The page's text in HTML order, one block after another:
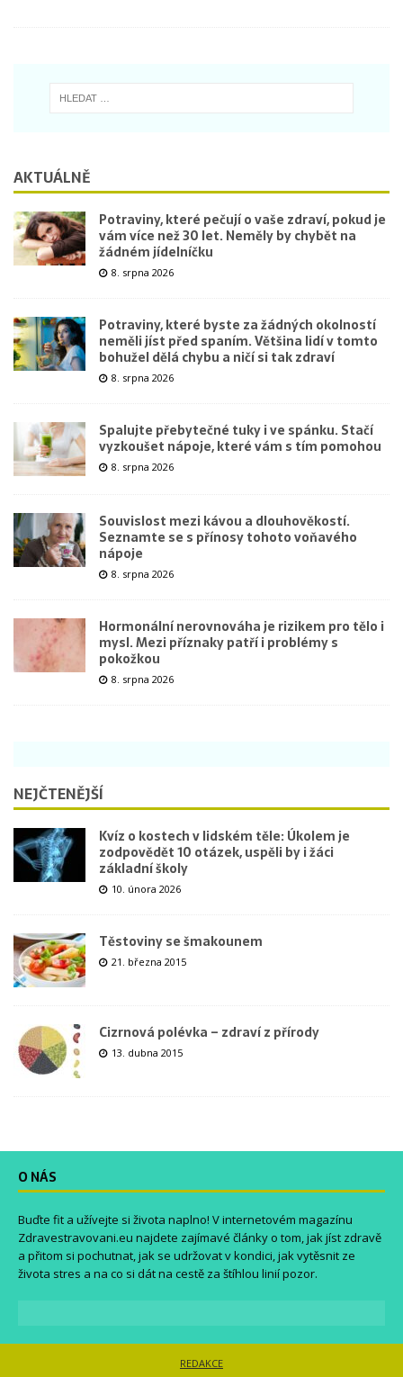
AKTUÁLNĚ
Potraviny, které pečují o vaše zdraví, pokud je
vám více než 30 let. Neměly by chybět na
žádném jídelníčku
8. srpna 2026
Potraviny, které byste za žádných okolností
neměli jíst před spaním. Většina lidí v tomto
bohužel dělá chybu a ničí si tak zdraví
8. srpna 2026
Spalujte přebytečné tuky i ve spánku. Stačí
vyzkoušet nápoje, které vám s tím pomohou
8. srpna 2026
Souvislost mezi kávou a dlouhověkostí.
Seznamte se s přínosy tohoto voňavého
nápoje
8. srpna 2026
Hormonální nerovnováha je rizikem pro tělo i
mysl. Mezi příznaky patří i problémy s
pokožkou
8. srpna 2026
NEJČTENĚJŠÍ
Kvíz o kostech v lidském těle: Úkolem je
zodpovědět 10 otázek, uspěli by i žáci
základní školy
10. února 2026
Těstoviny se šmakounem
21. března 2015
Cizrnová polévka – zdraví z přírody
13. dubna 2015
O NÁS
Buďte fit a užívejte si života naplno! V internetovém magazínu
Zdravestravovani.eu najdete zajímavé články o tom, jak jíst zdravě
a přitom si pochutnat, jak se udržovat v kondici, jak vytěsnit ze
života stres a na co si dát na cestě za štíhlou linií pozor.
REDAKCE